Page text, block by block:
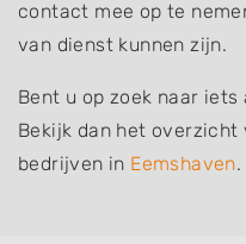
contact mee op te
van dienst kunnen zijn.
Bent u op zoek naar iets
Bekijk dan het overzicht
bedrijven in Eemshaven.